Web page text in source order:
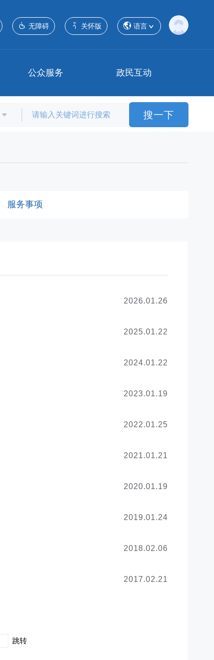
无障碍 关怀版 语言
公众服务 政民互动
搜一下
服务事项
2026.01.26
2025.01.22
2024.01.22
2023.01.19
2022.01.25
2021.01.21
2020.01.19
2019.01.24
2018.02.06
2017.02.21
跳转